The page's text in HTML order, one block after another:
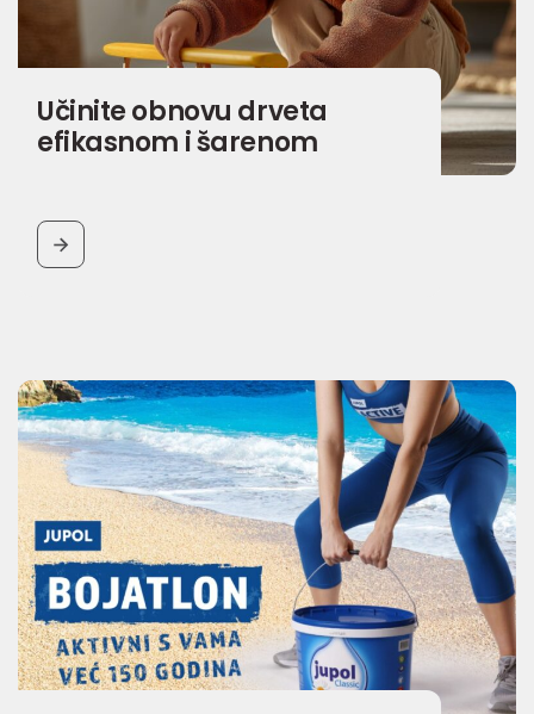
Učinite obnovu drveta
efikasnom i šarenom
BUTTON